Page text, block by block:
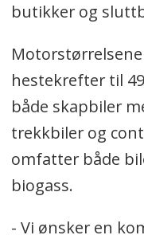
butikker og
hestekrefter til
både skapbiler
trekkbiler og
omfatter både
biogass.
- Vi ønsker en